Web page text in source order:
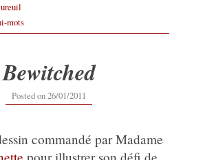
mots
Bewitched
Posted on26/01/2011
commandé par Madame